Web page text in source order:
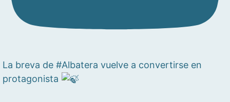
La breva de #Albatera vuelve a convertirse en
protagonista